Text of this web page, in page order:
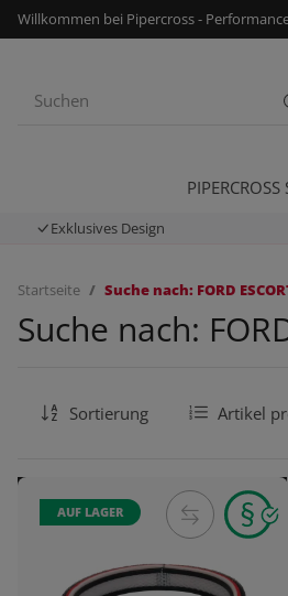
Willkommen bei Pipercross -
PIPERCROSS
Exklusives Design
Startseite Suche nach: FORD
Suche nach:
Sortierung Artikel
AUF LAGER